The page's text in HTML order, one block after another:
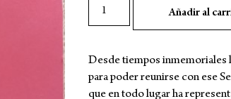
Añadir al
Desde tiempos inmemoriales
para poder reunirse con ese
que en todo lugar ha